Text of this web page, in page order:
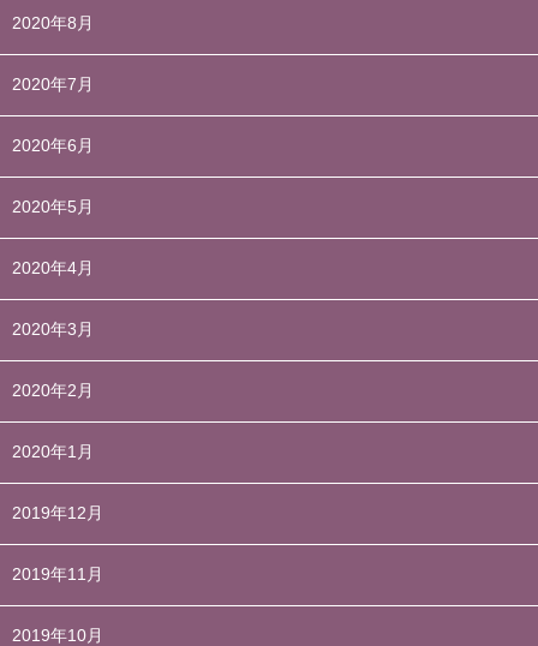
2020年8月
2020年7月
2020年6月
2020年5月
2020年4月
2020年3月
2020年2月
2020年1月
2019年12月
2019年11月
2019年10月